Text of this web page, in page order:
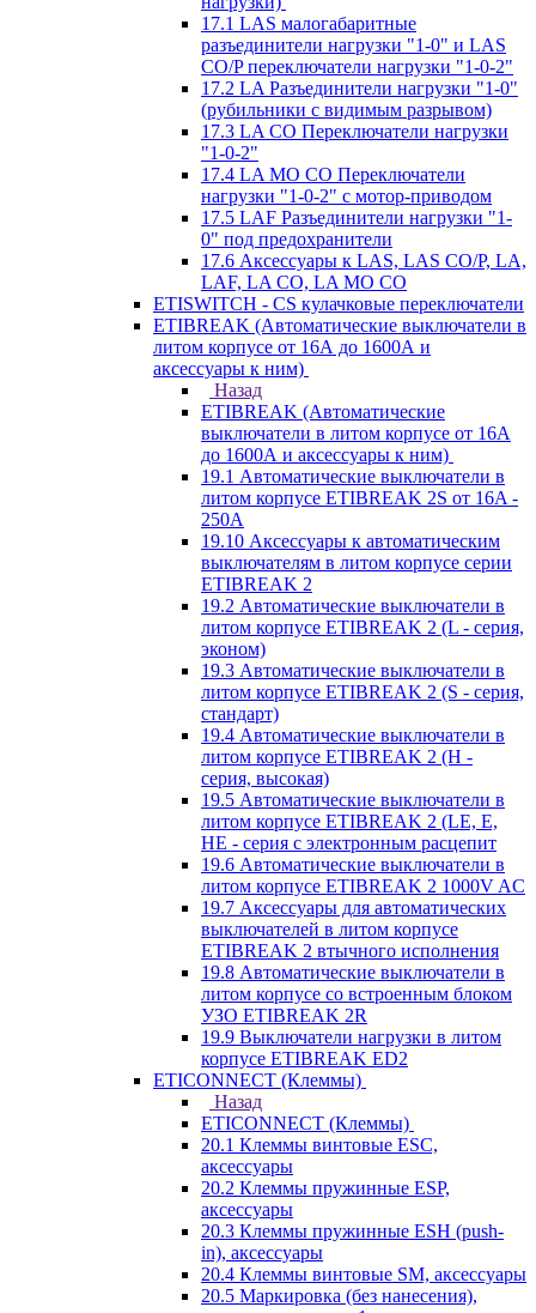
17.1 LAS малогабаритные
разъединители нагрузки "1-0" и LAS
CO/P переключатели нагрузки "1-0-2"
17.2 LA Разъединители нагрузки "1-0"
(рубильники с видимым разрывом)
17.3 LA CO Переключатели нагрузки
"1-0-2"
17.4 LA MO CO Переключатели
нагрузки "1-0-2" с мотор-приводом
17.5 LAF Разъединители нагрузки "1-
0" под предохранители
17.6 Аксессуары к LAS, LAS CO/P, LA,
LAF, LA CO, LA MO CO
ETISWITCH - CS кулачковые переключатели
ETIBREAK (Автоматические выключатели в
литом корпусе от 16А до 1600А и
аксессуары к ним)
Назад
ETIBREAK (Автоматические
выключатели в литом корпусе от 16А
до 1600А и аксессуары к ним)
19.1 Автоматические выключатели в
литом корпусе ETIBREAK 2S от 16A -
250A
19.10 Аксессуары к автоматическим
выключателям в литом корпусе серии
ETIBREAK 2
19.2 Автоматические выключатели в
литом корпусе ETIBREAK 2 (L - серия,
эконом)
19.3 Автоматические выключатели в
литом корпусе ETIBREAK 2 (S - серия,
стандарт)
19.4 Автоматические выключатели в
литом корпусе ETIBREAK 2 (H -
серия, высокая)
19.5 Автоматические выключатели в
литом корпусе ETIBREAK 2 (LE, E,
HE - серия с электронным расцепит
19.6 Автоматические выключатели в
литом корпусе ETIBREAK 2 1000V AC
19.7 Аксессуары для автоматических
выключателей в литом корпусе
ETIBREAK 2 втычного исполнения
19.8 Автоматические выключатели в
литом корпусе со встроенным блоком
УЗО ETIBREAK 2R
19.9 Выключатели нагрузки в литом
корпусе ETIBREAK ED2
ETICONNECT (Клеммы)
Назад
ETICONNECT (Клеммы)
20.1 Клеммы винтовые ESC,
аксессуары
20.2 Клеммы пружинные ESP,
аксессуары
20.3 Клеммы пружинные ESH (push-
in), аксессуары
20.4 Клеммы винтовые SM, аксессуары
20.5 Маркировка (без нанесения),